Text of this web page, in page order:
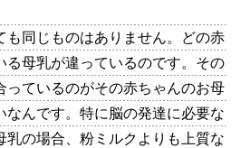
同じものはありません。どの赤
る母乳が違っているのです。その
っているのがその赤ちゃんのお母
なんです。特に脳の発達に必要な
乳の場合、粉ミルクよりも上質な